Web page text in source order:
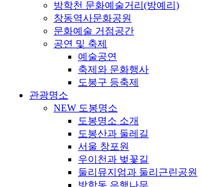
방학천 문화예술거리(방예리)
창동역사문화공원
문화예술 거점공간
공연 및 축제
예술공연
축제와 문화행사
도봉구 등축제
관광명소
NEW 도봉명소
도봉명소 소개
도봉산과 둘레길
서울 창포원
우이천과 벚꽃길
둘리뮤지엄과 둘리근린공원
방학동 은행나무